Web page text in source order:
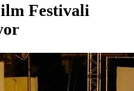
Festivali